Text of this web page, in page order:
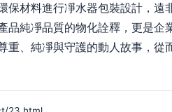
保材料進行凈水器包裝設計，
純凈品質的物化詮釋，更是企
、純凈與守護的動人故事，